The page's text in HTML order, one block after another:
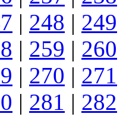
| 248 | 249
| 259 | 260
| 270 | 271
| 281 | 282